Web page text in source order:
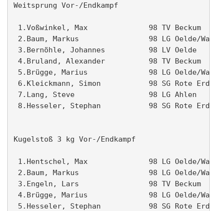
Weitsprung Vor-/Endkampf
1.Voßwinkel, Max              98 TV
2.Baum, Markus                98 LG
3.Bernöhle, Johannes          98 LV
4.Bruland, Alexander          98 TV
5.Brügge, Marius              98 LG
6.Kleickmann, Simon           98 SG
7.Lang, Steve                 98 LG
8.Hesseler, Stephan           98 SG
Kugelstoß 3 kg Vor-/Endkampf
1.Hentschel, Max              98 LG Oelde/
2.Baum, Markus                98 LG Oelde/
3.Engeln, Lars                98 TV
4.Brügge, Marius              98 LG Oelde/
5.Hesseler, Stephan           98 SG Rote